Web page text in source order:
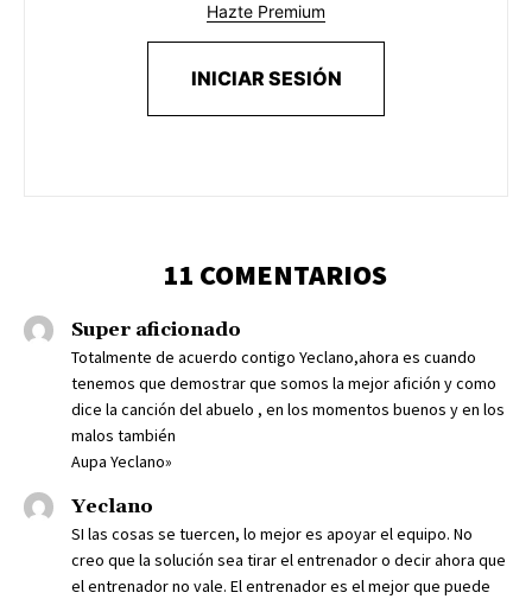
Hazte Premium
INICIAR SESIÓN
11 COMENTARIOS
Super aficionado
Totalmente de acuerdo contigo Yeclano,ahora es cuando
tenemos que demostrar que somos la mejor afición y como
dice la canción del abuelo , en los momentos buenos y en los
malos también
Aupa Yeclano»
Yeclano
SI las cosas se tuercen, lo mejor es apoyar el equipo. No
creo que la solución sea tirar el entrenador o decir ahora que
el entrenador no vale. El entrenador es el mejor que puede